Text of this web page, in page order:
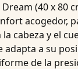
(40 x 80
acogedor,
cabeza y el
adapta a su
de la